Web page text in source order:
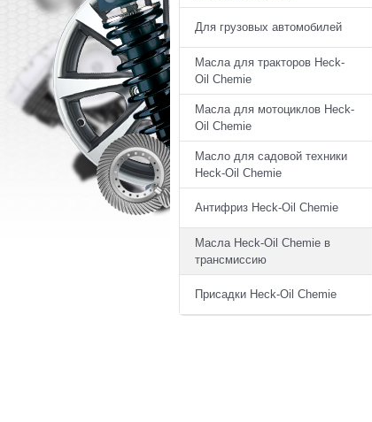
Для грузовых автомобилей
Масла для тракторов Heck-
Oil Chemie
Масла для мотоциклов Heck-
Oil Chemie
Масло для садовой техники
Heck-Oil Chemie
Антифриз Heck-Oil Chemie
Масла Heck-Oil Chemie в
трансмиссию
Присадки Heck-Oil Chemie